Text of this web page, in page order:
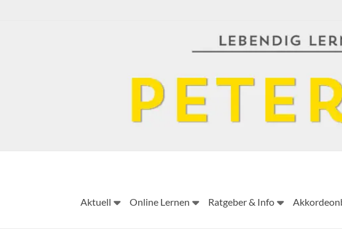
Aktuell Online Lernen Ratgeber & Info